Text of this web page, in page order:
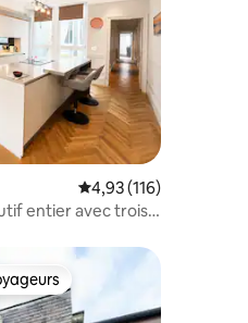
Note moyenne de
4,93 (116)
entier avec trois
parmi les plus aimés